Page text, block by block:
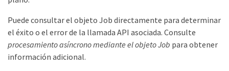
Puede consultar el objeto Job directamente para determinar
el éxito o el error de la llamada API asociada. Consulte
procesamiento asíncrono mediante el objeto Job para obtener
información adicional.